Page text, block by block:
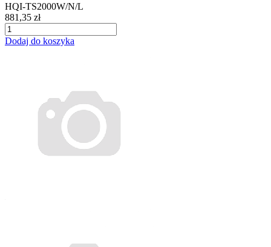
HQI-TS2000W/N/L
881,35 zł
Dodaj do koszyka